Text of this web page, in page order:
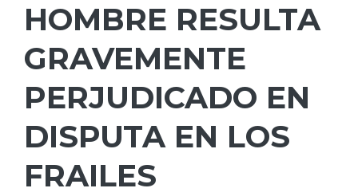
HOMBRE RESULTA
GRAVEMENTE
PERJUDICADO EN
DISPUTA EN LOS
FRAILES